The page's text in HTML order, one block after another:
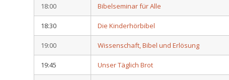
18:00 Bibelseminar für Alle
18:30 Die Kinderhörbibel
19:00 Wissenschaft, Bibel und Erlösung
19:45 Unser Täglich Brot